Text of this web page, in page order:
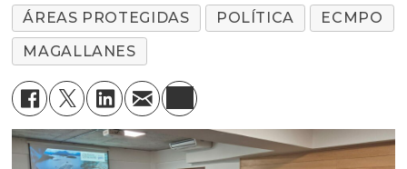
ÁREAS PROTEGIDAS POLÍTICA
ECMPO
MAGALLANES